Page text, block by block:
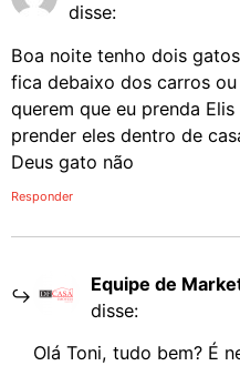
disse:
Boa noite tenho dois
fica debaixo dos carros
querem que eu prenda
prender eles dentro de
Deus gato não
Responder
Equipe de
disse:
Olá Toni, tudo bem? É